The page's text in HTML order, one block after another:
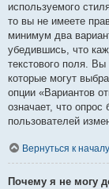
используемого
то вы не имеете
минимум два
убедившись, что
текстового поля.
которые могут
опции «Вариантов
означает, что
пользователей
Вернуться к началу
Почему я не могу